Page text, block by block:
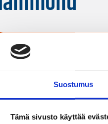
Suostumus
Tämä sivusto käyttää